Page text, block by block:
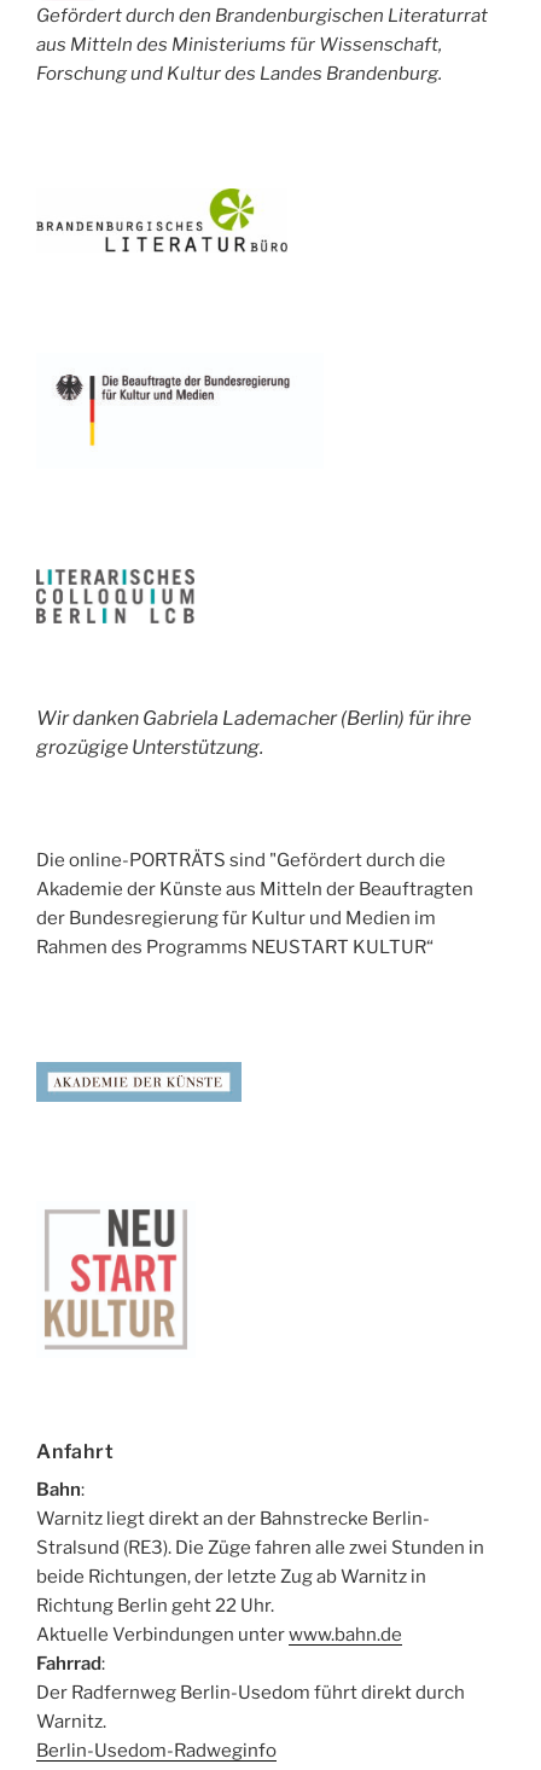
Gefördert durch den Brandenburgischen Literaturrat
aus Mitteln des Ministeriums für Wissenschaft,
Forschung und Kultur des Landes Brandenburg.
Wir danken Gabriela Lademacher (Berlin) für ihre
grozügige Unterstützung.
Die online-PORTRÄTS sind "Gefördert durch die
Akademie der Künste aus Mitteln der Beauftragten
der Bundesregierung für Kultur und Medien im
Rahmen des Programms NEUSTART KULTUR“
Anfahrt
Bahn:
Warnitz liegt direkt an der Bahnstrecke Berlin-
Stralsund (RE3). Die Züge fahren alle zwei Stunden in
beide Richtungen, der letzte Zug ab Warnitz in
Richtung Berlin geht 22 Uhr.
Aktuelle Verbindungen unterwww.bahn.de
Fahrrad:
Der Radfernweg Berlin-Usedom führt direkt durch
Warnitz.
Berlin-Usedom-Radweginfo